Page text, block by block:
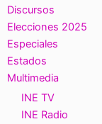
Discursos
Elecciones 2025
Especiales
Estados
Multimedia
INE TV
INE Radio